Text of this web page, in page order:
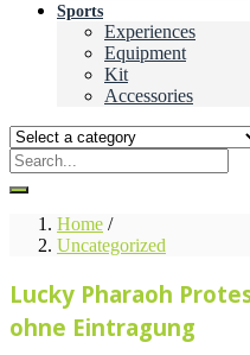
Sports
Experiences
Equipment
Kit
Accessories
Home /
Uncategorized
Lucky Pharaoh
ohne Eintragung